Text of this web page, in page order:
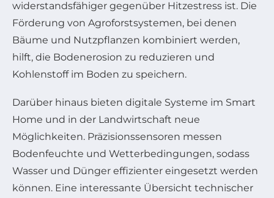
widerstandsfähiger gegenüber Hitzestress ist. Die
Förderung von Agroforstsystemen, bei denen
Bäume und Nutzpflanzen kombiniert werden,
hilft, die Bodenerosion zu reduzieren und
Kohlenstoff im Boden zu speichern.
Darüber hinaus bieten digitale Systeme im Smart
Home und in der Landwirtschaft neue
Möglichkeiten. Präzisionssensoren messen
Bodenfeuchte und Wetterbedingungen, sodass
Wasser und Dünger effizienter eingesetzt werden
können. Eine interessante Übersicht technischer